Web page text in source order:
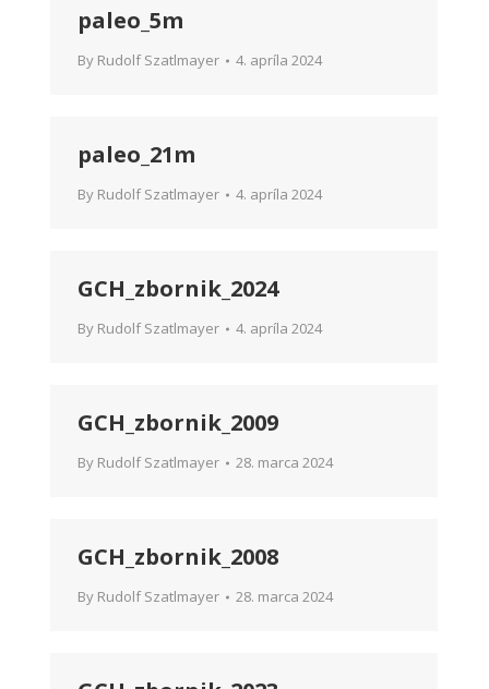
paleo_5m
By Rudolf Szatlmayer 4. apríla 2024
paleo_21m
By Rudolf Szatlmayer 4. apríla 2024
GCH_zbornik_2024
By Rudolf Szatlmayer 4. apríla 2024
GCH_zbornik_2009
By Rudolf Szatlmayer 28. marca 2024
GCH_zbornik_2008
By Rudolf Szatlmayer 28. marca 2024